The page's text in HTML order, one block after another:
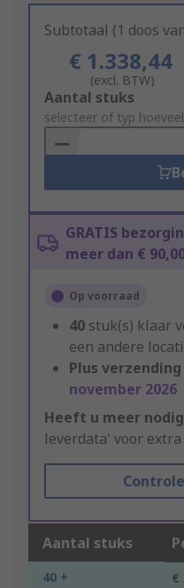
Subtotaal (1 doos
€ 1.338,44
(excl. BTW)
Add
to
Basket
Aantal stuks
selecteer of typ
GRATIS
meer dan €
Op voorraad
40 stuk(s) klaar
een andere
Plus verzending
november 2026
Heeft u meer
leverdata' voor
Aantal stuks
40 + €